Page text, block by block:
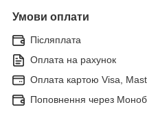
Умови оплати
Післяплата
Оплата на рахунок
Оплата картою Visa,
Поповнення через